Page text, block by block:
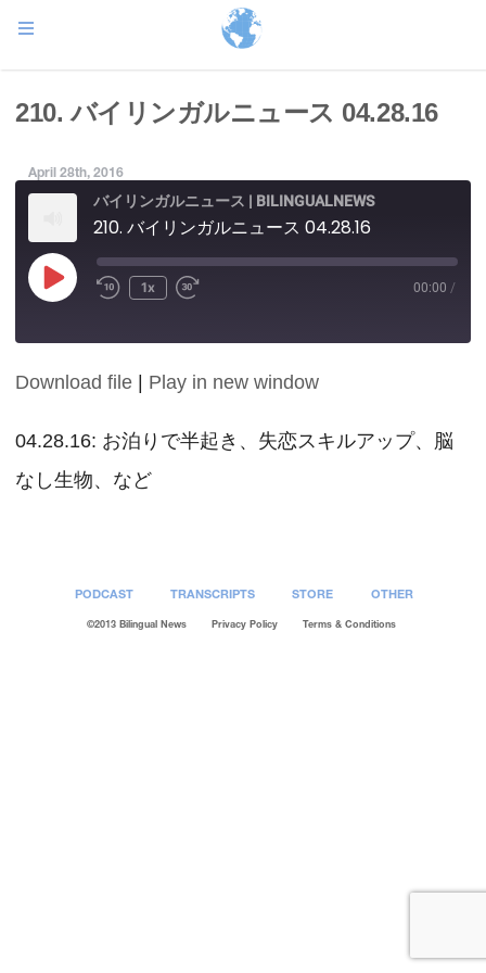
210. バイリンガルニュース 04.28.16
April 28th, 2016
バイリンガルニュース | BILINGUALNEWS
210. バイリンガルニュース 04.28.16
Play
Episode
1x 00:00 /
SHARE
LINK
EMBED
Download file Play in new window
04.28.16: お泊りで半起き、失恋スキルアップ、脳
なし生物、など
PODCAST TRANSCRIPTS STORE OTHER
©2013 Bilingual News Privacy Policy Terms & Conditions